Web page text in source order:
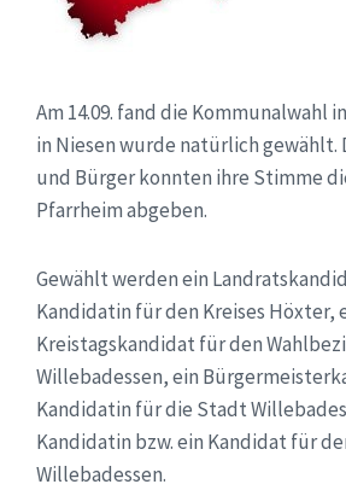
Am 14.09. fand die Kommunalwahl
in Niesen wurde natürlich gewählt.
und Bürger konnten ihre Stimme
Pfarrheim abgeben.
Gewählt werden ein
Kandidatin für den Kreises Höxter,
Kreistagskandidat für den
Willebadessen, ein
Kandidatin für die Stadt
Kandidatin bzw. ein Kandidat für
Willebadessen.